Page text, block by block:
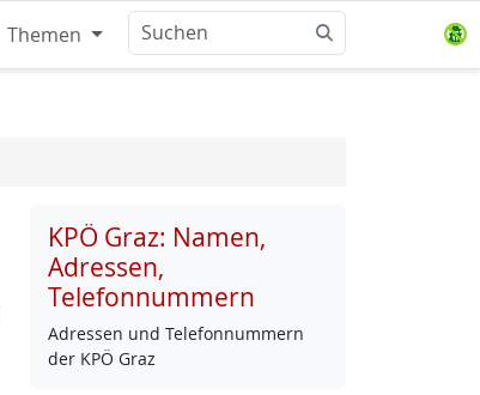
Themen
KPÖ Graz: Namen,
Adressen,
Telefonnummern
Adres­sen und Te­le­fon­num­mern
der KPÖ Graz